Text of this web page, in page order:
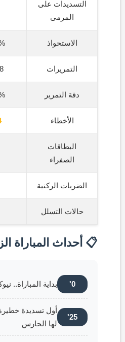
التسديدات على
المرمى
الاستحواذ
التمريرات
دقة التمرير
الأخطاء
البطاقات
الصفراء
الضربات الركنية
حالات التسلل
📋 أحداث المباراة
0' بداية المباراة..
25'
أول تسديدة
لها الحارس